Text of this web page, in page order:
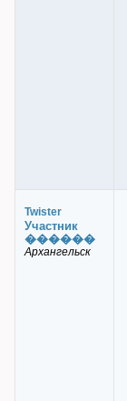
Twister
Участник
������
Архангельск